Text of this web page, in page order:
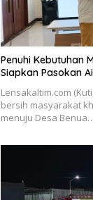
Penuhi Kebutuhan
Siapkan Pasokan
Lensakaltim.com
bersih masyarakat
menuju Desa